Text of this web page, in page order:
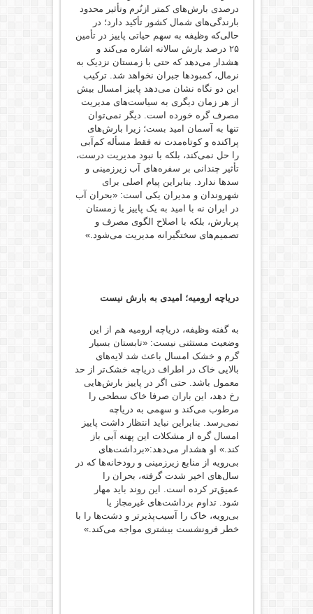
درصدی بارش‌های کمتر ازنُرم وتأثیر محدود
بارندگی‌های شمال کشور تأکید دارد؛ در
حالی‌که وظیفه به سهم حیاتی پاییز در تأمین
۲۵ درصد بارش سالانه اشاره می‌کند و
هشدار می‌دهد که حتی با زمستان نزدیک به
نرمال، کمبودها جبران نخواهد شد. ترکیب
این دو نگاه نشان می‌دهد پاییز امسال بیش
از هر زمان دیگری به سیاست‌های مدیریت
مصرف گره خورده است. دیگر نمی‌توان
تنها به آسمان امید بست؛ زیرا بارش‌های
پراکنده و کوتاه‌مدت نه‌ فقط مسأله کم‌آبی
را حل نمی‌کند، بلکه با نبود مدیریت درست،
تأثیر چندانی بر سفره‌های آب زیرزمینی و
سدها ندارد. بنابراین پیام اصلی برای
شهروندان و مدیران یکی است: «بحران آب
در ایران نه با امید به یک پاییز یا زمستان
پربارش، بلکه با اصلاح الگوی مصرف و
تصمیم‌های سختگیرانه مدیریت می‌شود.‌»
دریاچه ارومیه؛ امیدی به بارش نیست
به گفته وظیفه، دریاچه ارومیه هم از این
وضعیت مستثنی نیست: «تابستان بسیار
گرم و خشک امسال باعث شد لایه‌های
بالایی خاک در اطراف دریاچه خشک‌تر از حد
معمول باشد. حتی اگر در پاییز بارش‌هایی
رخ دهد، این باران صرفا خاک سطحی را
مرطوب می‌کند و سهمی به دریاچه
نمی‌رسد. بنابراین نباید انتظار داشت پاییز
امسال گره از مشکلات این پهنه آبی باز
کند.» او هشدار می‌دهد:«برداشت‌های
بی‌رویه از منابع زیرزمینی و رودخانه‌ها که در
سال‌های اخیر شدت گرفته، بحران را
عمیق‌تر کرده است. این روند باید مهار
شود. تداوم برداشت‌های غیرمجاز یا
بی‌رویه، خاک را آسیب‌پذیرتر و دشت‌ها را با
خطر فرونشست بیشتری مواجه می‌کند.»